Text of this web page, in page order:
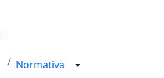
Normativa